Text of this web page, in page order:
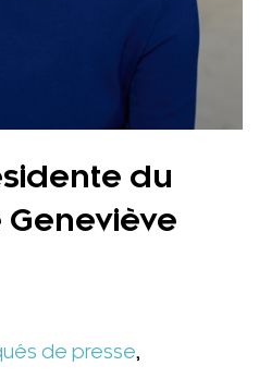
du
Geneviève
de presse,